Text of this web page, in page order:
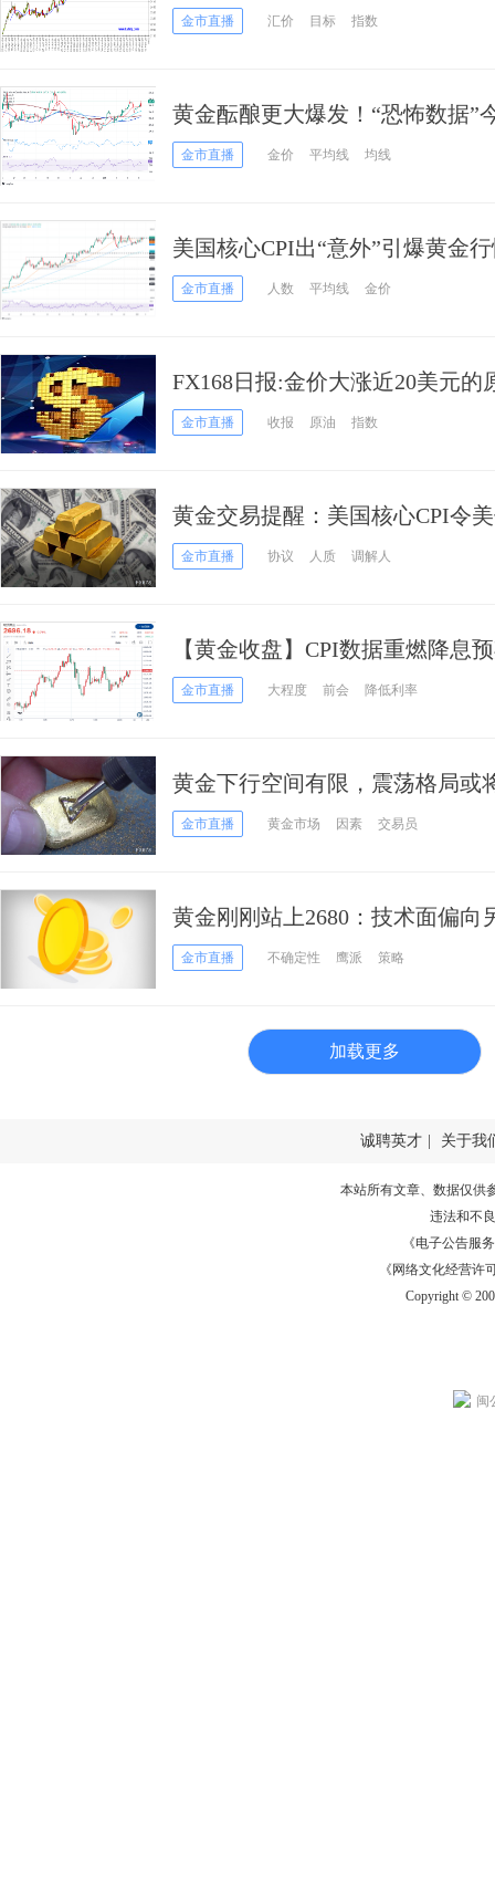
数、日元、欧元、英镑、人民币
金市直播 汇价 目标 指数
黄金酝酿更大爆发！“恐怖数据”
析师黄金技术前景分析
金市直播 金价 平均线 均线
美国核心CPI出“意外”引爆黄金
如何交易黄金？
金市直播 人数 平均线 金价
FX168日报:金价大涨近20美元的
重大消息 特朗普考虑“拯救
金市直播 收报 原油 指数
黄金交易提醒：美国核心CPI令
沙停火协议，关注“恐怖数据”
金市直播 协议 人质 调解人
【黄金收盘】CPI数据重燃降息
2700
金市直播 大程度 前会 降低利率
黄金下行空间有限，震荡格局或
金市直播 黄金市场 因素 交易员
黄金刚刚站上2680：技术面偏向
CPI定乾坤
金市直播 不确定性 鹰派 策略
加载更多
诚聘英才 关于我
本站所有文章、数据仅供
违法和不
《电子公告服务
《网络文化经营许
Copyright ©
闽